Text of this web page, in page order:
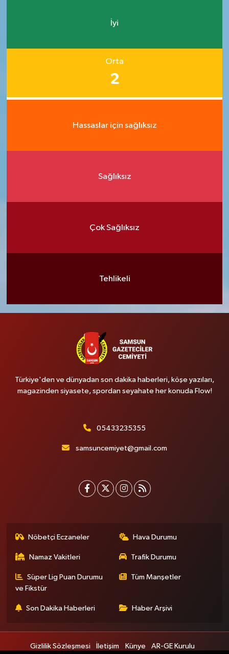
İyi
Orta
2
Hassaslar için sağlıksız
Sağlıksız
Çok Sağlıksız
Tehlikeli
Türkiye'den ve dünyadan son dakika haberleri, köşe yazıları,
magazinden siyasete, spordan seyahate her konuda Flow!
05433235355
samsuncemiyet@gmail.com
Nöbetçi Eczaneler Hava Durumu
Namaz Vakitleri Trafik Durumu
Süper Lig Puan Durumu
ve Fikstür
Tüm Manşetler
Son Dakika Haberleri Haber Arşivi
Gizlilik Sözleşmesi İletişim Künye
AR-GE Kurulu